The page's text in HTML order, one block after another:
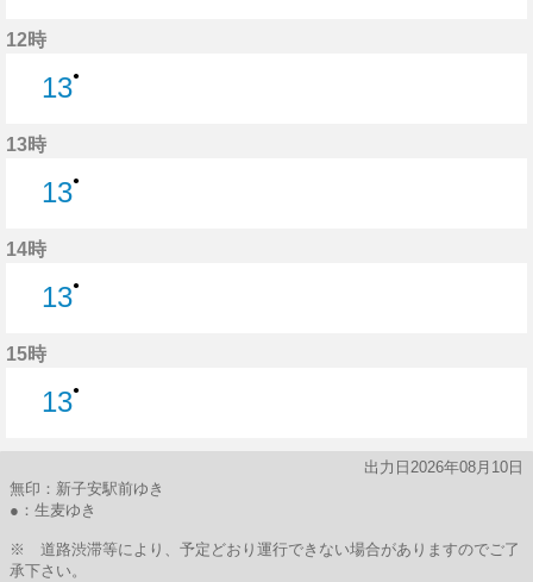
12時
13●
13時
13●
14時
13●
15時
13●
出力日2026年08月10日
無印：新子安駅前ゆき
●：生麦ゆき
※ 道路渋滞等により、予定どおり運行できない場合がありますのでご了
承下さい。